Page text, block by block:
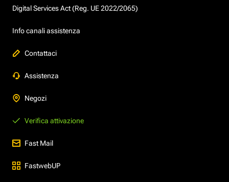
Digital Services Act (Reg. UE 2022/2065)
Info canali assistenza
Contattaci
Assistenza
Negozi
Verifica attivazione
Fast Mail
FastwebUP